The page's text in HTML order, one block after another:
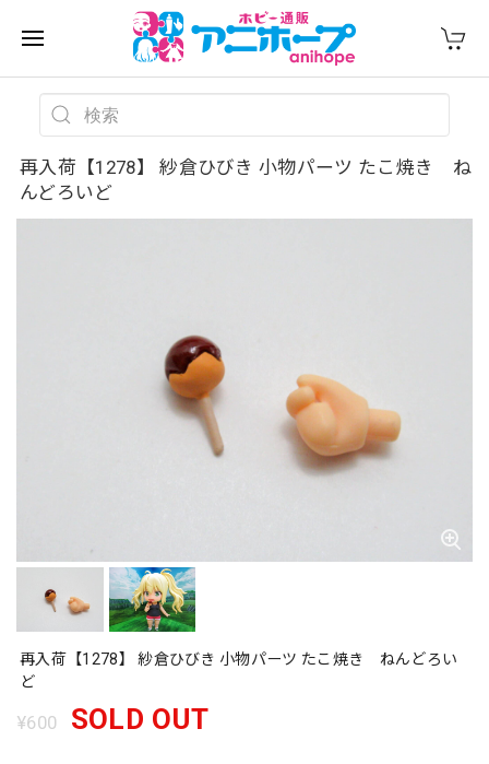
再入荷【1278】 紗倉ひびき 小物パーツ たこ焼き ね
んどろいど
再入荷【1278】 紗倉ひびき 小物パーツ たこ焼き ねんどろい
ど
¥600 SOLD OUT